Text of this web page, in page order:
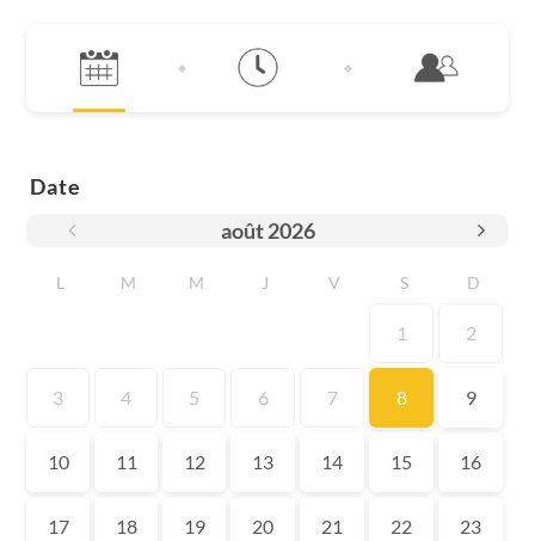
Date
août 2026
L M M J V S D
1 2
3 4 5 6 7 8 9
10 11 12 13 14 15 16
17 18 19 20 21 22 23